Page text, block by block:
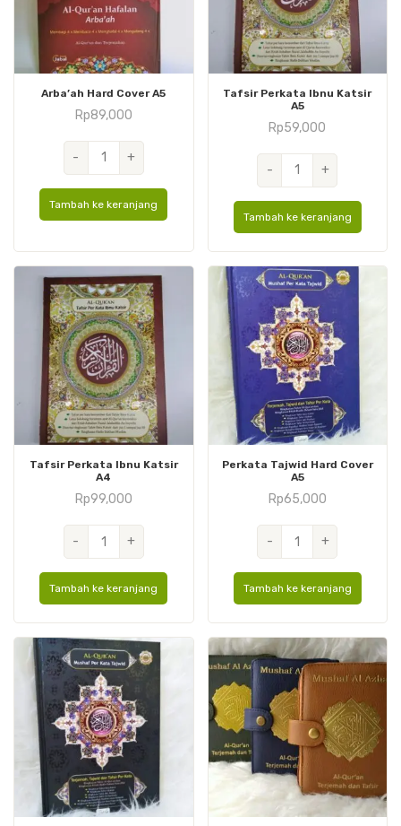
Arba’ah Hard Cover A5
Rp89,000
-
Kuantitas
Arba'ah
Hard
+
Tambah ke keranjang
Tafsir Perkata Ibnu Katsir
A5
Rp59,000
-
Kuantitas
Tafsir
Perkata
Katsir
A5
+
Tambah ke keranjang
Tafsir Perkata Ibnu Katsir
A4
Rp99,000
-
Kuantitas
Tafsir
Perkata
Katsir
A4
+
Tambah ke keranjang
Perkata Tajwid Hard Cover
A5
Rp65,000
-
Kuantitas
Perkata
Tajwid
Cover
A5
+
Tambah ke keranjang